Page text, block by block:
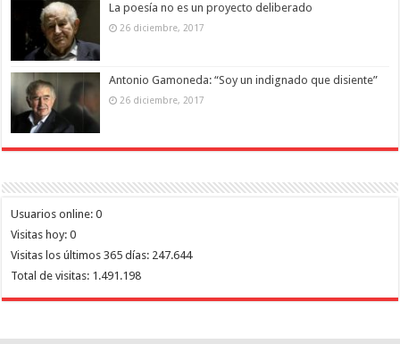
La poesía no es un proyecto deliberado
26 diciembre, 2017
Antonio Gamoneda: “Soy un indignado que disiente”
26 diciembre, 2017
Usuarios online:0
Visitas hoy:0
Visitas los últimos 365 días: 247.644
Total de visitas: 1.491.198